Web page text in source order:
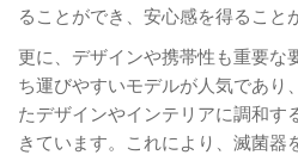
ることができ、安心感を得ること
更に、デザインや携帯性も重要な
ち運びやすいモデルが人気であり
たデザインやインテリアに調和す
きています。これにより、滅菌器